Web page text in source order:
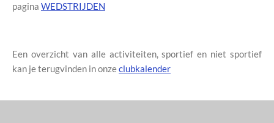
pagina WEDSTRIJDEN
Een overzicht van alle activiteiten, sportief en niet sportief
kan je terugvinden in onzeclubkalender